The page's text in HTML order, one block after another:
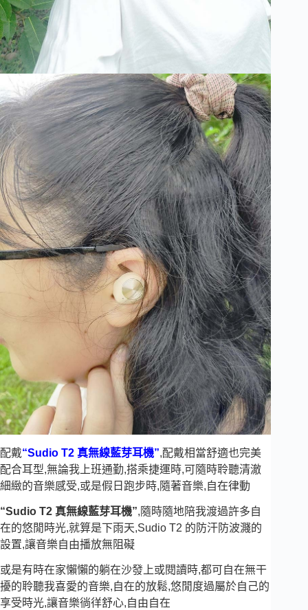
配戴“Sudio T2 真無線藍芽耳機”,配戴相當舒適也完美
配合耳型,無論我上班通勤,搭乘捷運時,可隨時聆聽清澈
細緻的音樂感受,或是假日跑步時,隨著音樂,自在律動
“Sudio T2 真無線藍芽耳機”,隨時隨地陪我渡過許多自
在的悠閒時光,就算是下雨天,Sudio T2 的防汗防波濺的
設置,讓音樂自由播放無阻礙
或是有時在家懶懶的躺在沙發上或閱讀時,都可自在無干
擾的聆聽我喜愛的音樂,自在的放鬆,悠閒度過屬於自己的
享受時光,讓音樂徜徉舒心,自由自在